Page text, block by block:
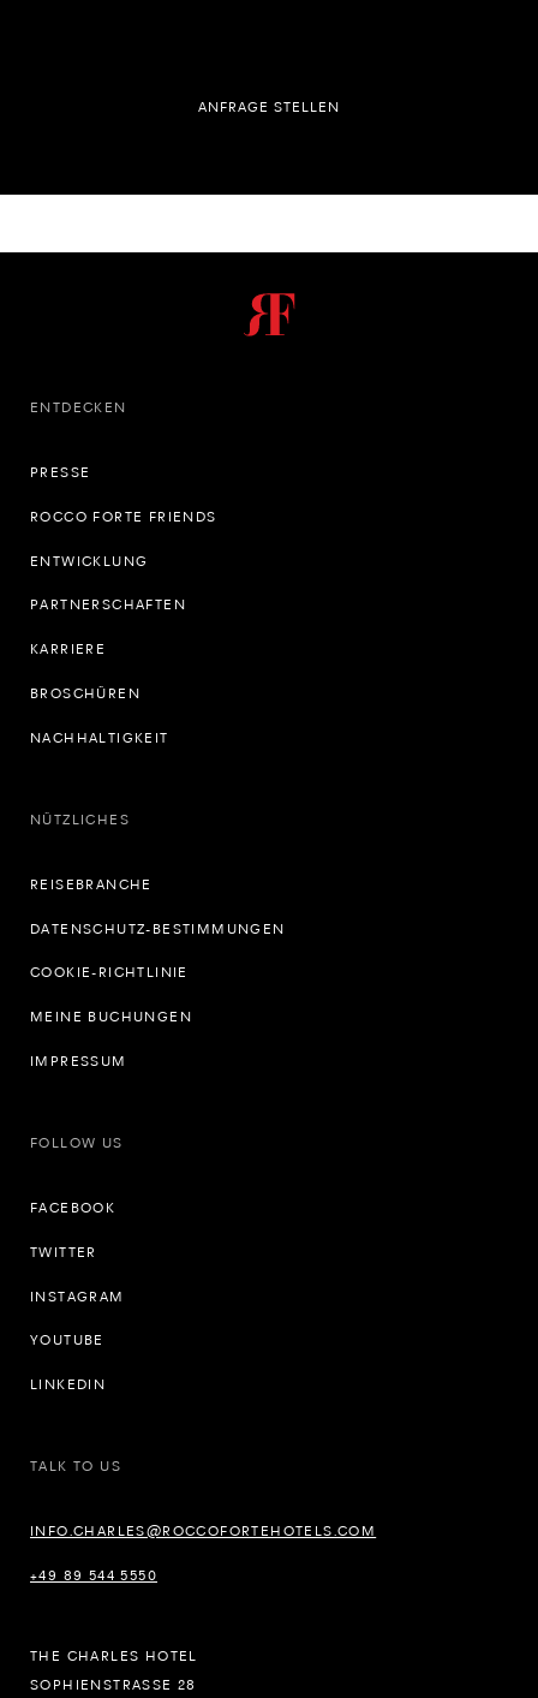
ANFRAGE STELLEN
ENTDECKEN
PRESSE
ROCCO FORTE FRIENDS
ENTWICKLUNG
PARTNERSCHAFTEN
KARRIERE
BROSCHÜREN
NACHHALTIGKEIT
NÜTZLICHES
REISEBRANCHE
DATENSCHUTZ-BESTIMMUNGEN
COOKIE-RICHTLINIE
MEINE BUCHUNGEN
IMPRESSUM
FOLLOW US
FACEBOOK
TWITTER
INSTAGRAM
YOUTUBE
LINKEDIN
TALK TO US
INFO.CHARLES@ROCCOFORTEHOTELS.COM
+49 89 544 5550
THE CHARLES HOTEL
SOPHIENSTRASSE 28